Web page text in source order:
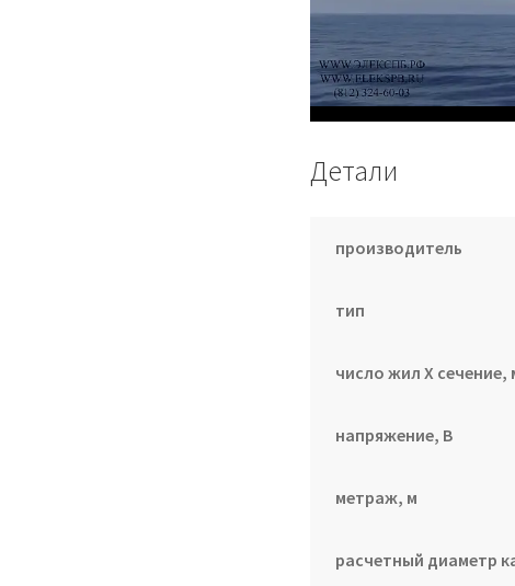
Детали
производитель
тип
число жил Х сечение,
напряжение, В
метраж, м
расчетный диаметр